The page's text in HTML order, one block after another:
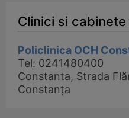
Clinici si
Policlinica OCH
Tel: 0241480400
Constanta, Strada
Constanța